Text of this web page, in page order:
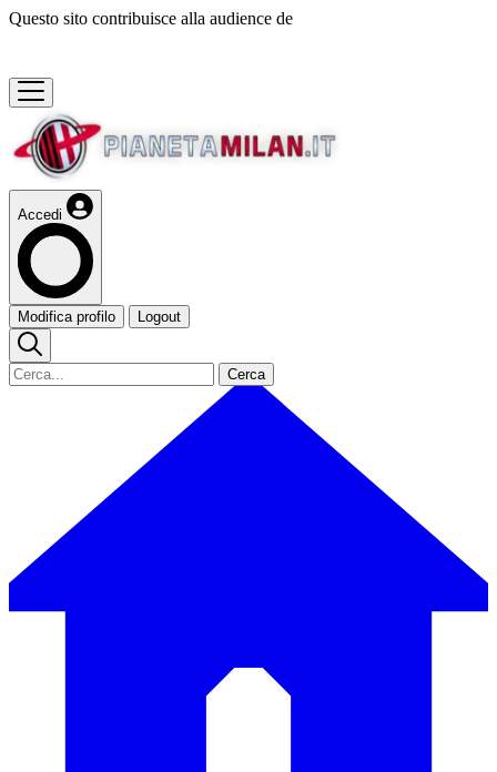
Questo sito contribuisce alla audience de
Accedi
Modifica profilo Logout
Cerca